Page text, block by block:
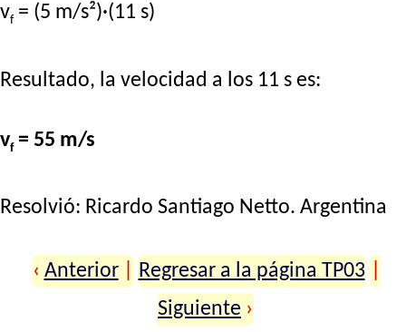
vf= (5 m/s²)·(11 s)
Resultado, la velocidad a los 11 s es:
vf= 55 m/s
Resolvió: Ricardo Santiago Netto. Argentina
‹ Anterior Regresar a la página TP03
Siguiente ›